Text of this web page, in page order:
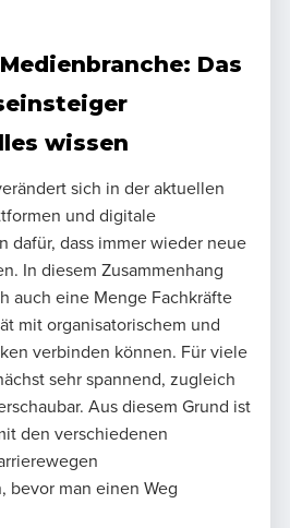
Das
wissen
sich in der aktuellen
und digitale
dafür, dass immer wieder neue
In diesem Zusammenhang
auch eine Menge Fachkräfte
mit organisatorischem und
verbinden können. Für viele
sehr spannend, zugleich
Aus diesem Grund ist
den verschiedenen
bevor man einen Weg